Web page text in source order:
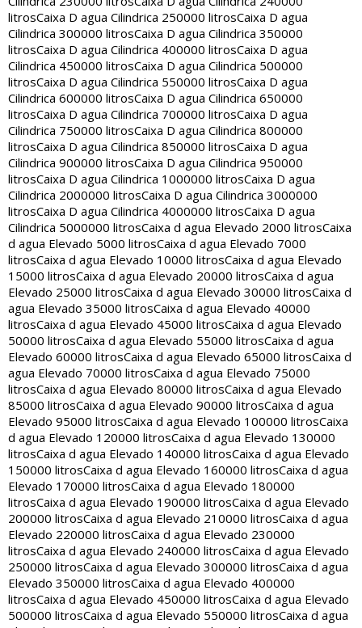
litrosCaixa D agua Cilindrica 250000 litrosCaixa D agua
Cilindrica 300000 litrosCaixa D agua Cilindrica 350000
litrosCaixa D agua Cilindrica 400000 litrosCaixa D agua
Cilindrica 450000 litrosCaixa D agua Cilindrica 500000
litrosCaixa D agua Cilindrica 550000 litrosCaixa D agua
Cilindrica 600000 litrosCaixa D agua Cilindrica 650000
litrosCaixa D agua Cilindrica 700000 litrosCaixa D agua
Cilindrica 750000 litrosCaixa D agua Cilindrica 800000
litrosCaixa D agua Cilindrica 850000 litrosCaixa D agua
Cilindrica 900000 litrosCaixa D agua Cilindrica 950000
litrosCaixa D agua Cilindrica 1000000 litrosCaixa D agua
Cilindrica 2000000 litrosCaixa D agua Cilindrica 3000000
litrosCaixa D agua Cilindrica 4000000 litrosCaixa D agua
Cilindrica 5000000 litrosCaixa d agua Elevado 2000 litrosCaixa
d agua Elevado 5000 litrosCaixa d agua Elevado 7000
litrosCaixa d agua Elevado 10000 litrosCaixa d agua Elevado
15000 litrosCaixa d agua Elevado 20000 litrosCaixa d agua
Elevado 25000 litrosCaixa d agua Elevado 30000 litrosCaixa d
agua Elevado 35000 litrosCaixa d agua Elevado 40000
litrosCaixa d agua Elevado 45000 litrosCaixa d agua Elevado
50000 litrosCaixa d agua Elevado 55000 litrosCaixa d agua
Elevado 60000 litrosCaixa d agua Elevado 65000 litrosCaixa d
agua Elevado 70000 litrosCaixa d agua Elevado 75000
litrosCaixa d agua Elevado 80000 litrosCaixa d agua Elevado
85000 litrosCaixa d agua Elevado 90000 litrosCaixa d agua
Elevado 95000 litrosCaixa d agua Elevado 100000 litrosCaixa
d agua Elevado 120000 litrosCaixa d agua Elevado 130000
litrosCaixa d agua Elevado 140000 litrosCaixa d agua Elevado
150000 litrosCaixa d agua Elevado 160000 litrosCaixa d agua
Elevado 170000 litrosCaixa d agua Elevado 180000
litrosCaixa d agua Elevado 190000 litrosCaixa d agua Elevado
200000 litrosCaixa d agua Elevado 210000 litrosCaixa d agua
Elevado 220000 litrosCaixa d agua Elevado 230000
litrosCaixa d agua Elevado 240000 litrosCaixa d agua Elevado
250000 litrosCaixa d agua Elevado 300000 litrosCaixa d agua
Elevado 350000 litrosCaixa d agua Elevado 400000
litrosCaixa d agua Elevado 450000 litrosCaixa d agua Elevado
500000 litrosCaixa d agua Elevado 550000 litrosCaixa d agua